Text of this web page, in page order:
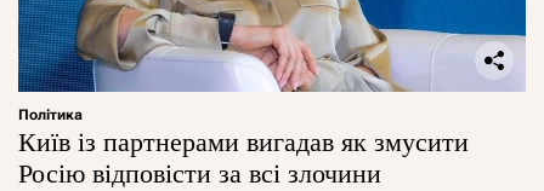
Політика
Київ із партнерами вигадав як змусити
Росію відповісти за всі злочини